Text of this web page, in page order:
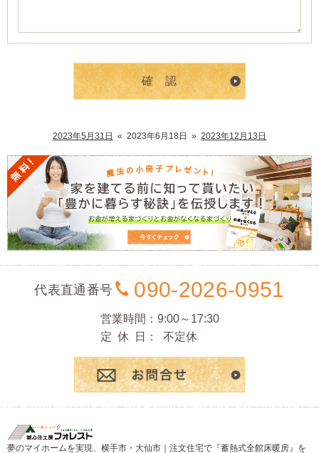
2023年5月31日 « 2023年6月18日 » 2023年12月13日
代表直通番号 090-2026-0951
営業時間
9:00～17:30
定休日
不定休
夢のマイホームを実現、 横手市・大仙市｜注文住宅で『蓄熱式全館床暖房』を